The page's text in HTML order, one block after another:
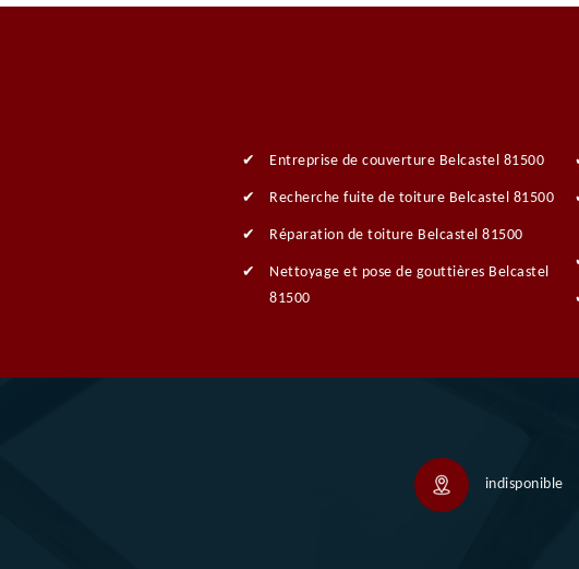
Entreprise de couverture Belcastel 81500
Recherche fuite de toiture Belcastel 81500
Réparation de toiture Belcastel 81500
Nettoyage et pose de gouttières Belcastel
81500
indisponible